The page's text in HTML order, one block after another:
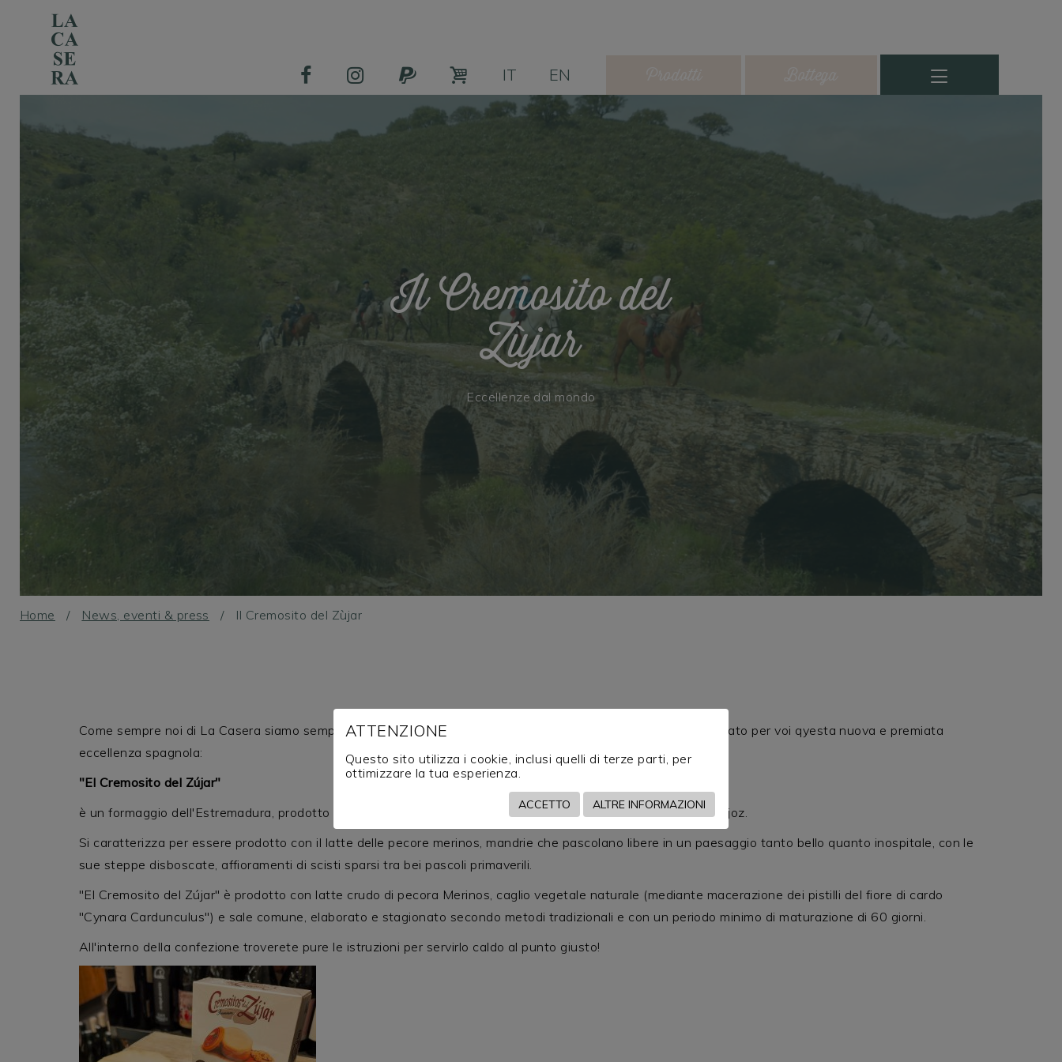
IT EN
Chi siamo
Professionisti
I nostri amici
News, eventi & press
Informazioni
SFOGLIA I NOSTRI CATALOGHI
SHOP ONLINE
Il Cremosito del
Zùjar
Eccellenze dal mondo
Home / News, eventi & press / Il Cremosito del Zùjar
Come sempre noi di La Casera siamo sempre attenti alle novità in ambito caseario, e quindi abbiamo selezionato per voi qyesta nuova e premiata
eccellenza spagnola:
"El Cremosito del Zújar"
è un formaggio dell'Estremadura, prodotto a Campanario, un paese situato nella Comarca de la Serena, Badajoz.
Si caratterizza per essere prodotto con il latte delle pecore merinos, mandrie che pascolano libere in un paesaggio tanto bello quanto inospitale, con le
sue steppe disboscate, affioramenti di scisti sparsi tra bei pascoli primaverili.
"El Cremosito del Zújar" è prodotto con latte crudo di pecora Merinos, caglio vegetale naturale (mediante macerazione dei pistilli del fiore di cardo
"Cynara Cardunculus") e sale comune, elaborato e stagionato secondo metodi tradizionali e con un periodo minimo di maturazione di 60 giorni.
All'interno della confezione troverete pure le istruzioni per servirlo caldo al punto giusto!
ATTENZIONE
Questo sito utilizza i cookie, inclusi quelli di terze parti, per
ottimizzare la tua esperienza.
ACCETTO ALTRE INFORMAZIONI